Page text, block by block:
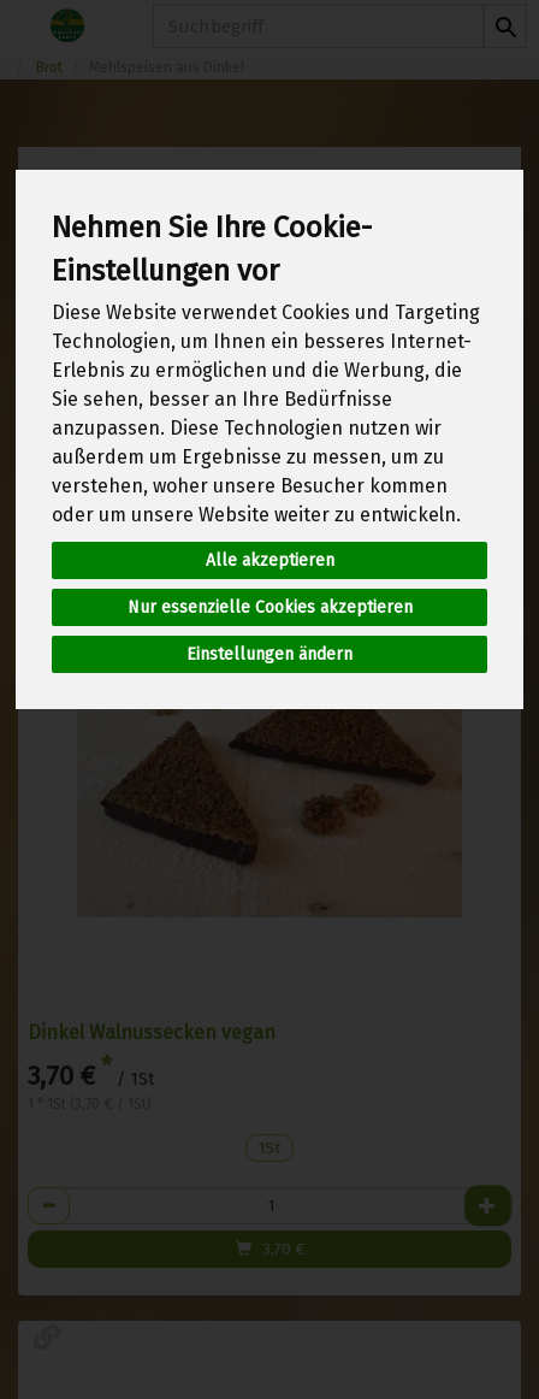
Nehmen Sie Ihre Cookie-
Einstellungen vor
Diese Website verwendet Cookies und Targeting
Technologien, um Ihnen ein besseres Internet-
Erlebnis zu ermöglichen und die Werbung, die
Sie sehen, besser an Ihre Bedürfnisse
anzupassen. Diese Technologien nutzen wir
außerdem um Ergebnisse zu messen, um zu
verstehen, woher unsere Besucher kommen
oder um unsere Website weiter zu entwickeln.
Alle akzeptieren
Nur essenzielle Cookies akzeptieren
Einstellungen ändern
Brot
Dinkel 6 von 1970
12
Hersteller Allergene
Dinkel Walnussecken vegan
3,70 € * / 1St
1St
Anzahl
3,70 €